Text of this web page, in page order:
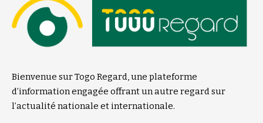
Bienvenue sur Togo Regard, une plateforme
d’information engagée offrant un autre regard sur
l’actualité nationale et internationale.